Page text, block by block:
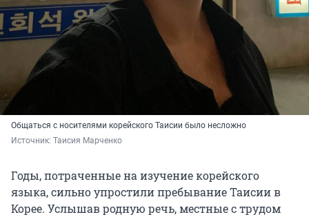
Общаться с носителями корейского Таисии было несложно
Источник: Таисия Марченко
Годы, потраченные на изучение корейского
языка, сильно упростили пребывание Таисии в
Корее. Услышав родную речь, местные с трудом